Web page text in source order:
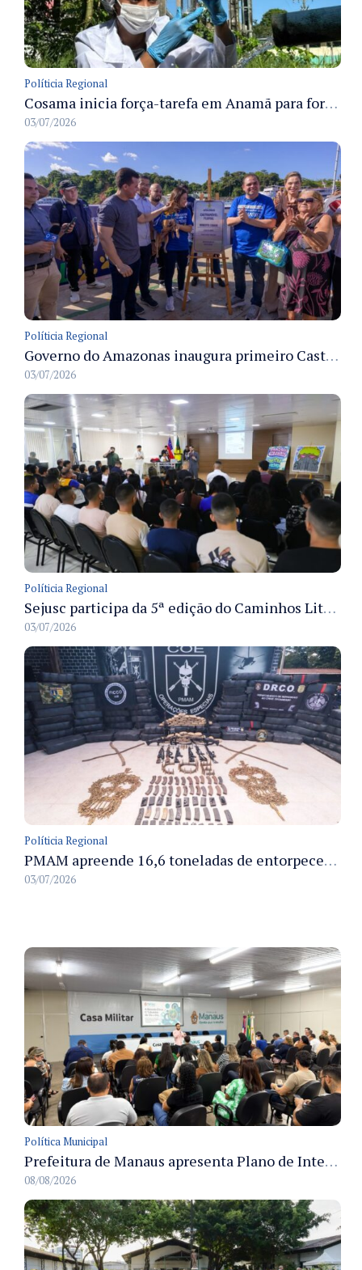
Políticia Regional
Cosama inicia força-tarefa em Anamã para fortalecer abastecimento de água e segurança hídrica da população
03/07/2026
Políticia Regional
Governo do Amazonas inaugura primeiro Castramóvel Fluvial para atendimento veterinário às comunidades ribeirinhas e castração gratuita
03/07/2026
Políticia Regional
Sejusc participa da 5ª edição do Caminhos Literários com foco na cultura hip-hop nas unidades socioeducativas
03/07/2026
Políticia Regional
PMAM apreende 16,6 toneladas de entorpecentes e registra aumento nas prisões em flagrante e nas capturas de foragidos no primeiro semestre de 2026
03/07/2026
Política Municipal
Prefeitura de Manaus apresenta Plano de Integridade da CGM e qualifica servidores para governança e conformidade no biênio 2027-2028
08/08/2026